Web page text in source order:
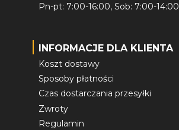
Pn-pt: 7:00-16:00, Sob: 7:00-14:00
INFORMACJE DLA KLIENTA
Koszt dostawy
Sposoby płatności
Czas dostarczania przesyłki
Zwroty
Regulamin